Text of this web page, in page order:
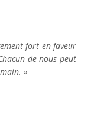
fort en faveur
de nous peut
»